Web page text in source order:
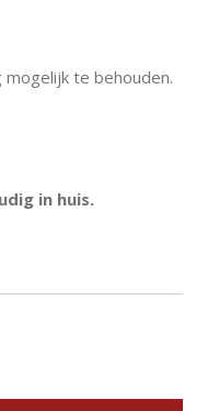
te behouden.
in huis.